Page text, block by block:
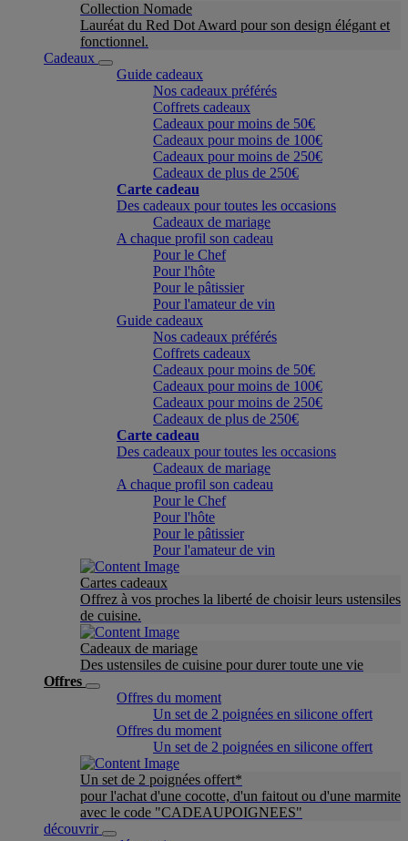
Collection Nomade
Lauréat du Red Dot Award pour son design élégant et
fonctionnel.
Cadeaux
Guide cadeaux
Nos cadeaux préférés
Coffrets cadeaux
Cadeaux pour moins de 50€
Cadeaux pour moins de 100€
Cadeaux pour moins de 250€
Cadeaux de plus de 250€
Carte cadeau
Des cadeaux pour toutes les occasions
Cadeaux de mariage
A chaque profil son cadeau
Pour le Chef
Pour l'hôte
Pour le pâtissier
Pour l'amateur de vin
Guide cadeaux
Nos cadeaux préférés
Coffrets cadeaux
Cadeaux pour moins de 50€
Cadeaux pour moins de 100€
Cadeaux pour moins de 250€
Cadeaux de plus de 250€
Carte cadeau
Des cadeaux pour toutes les occasions
Cadeaux de mariage
A chaque profil son cadeau
Pour le Chef
Pour l'hôte
Pour le pâtissier
Pour l'amateur de vin
Cartes cadeaux
Offrez à vos proches la liberté de choisir leurs ustensiles
de cuisine.
Cadeaux de mariage
Des ustensiles de cuisine pour durer toute une vie
Offres
Offres du moment
Un set de 2 poignées en silicone offert
Offres du moment
Un set de 2 poignées en silicone offert
Un set de 2 poignées offert*
pour l'achat d'une cocotte, d'un faitout ou d'une marmite
avec le code "CADEAUPOIGNEES"
découvrir